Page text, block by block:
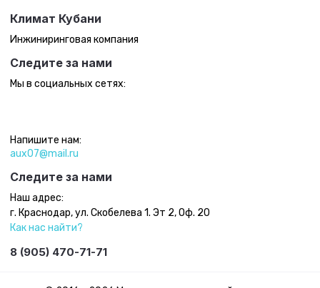
Климат Кубани
Инжиниринговая компания
Следите за нами
Мы в социальных сетях:
Напишите нам:
aux07@mail.ru
Следите за нами
Наш адрес:
г. Краснодар, ул. Скобелева 1. Эт 2, Оф. 20
Как нас найти?
8 (905) 470-71-71